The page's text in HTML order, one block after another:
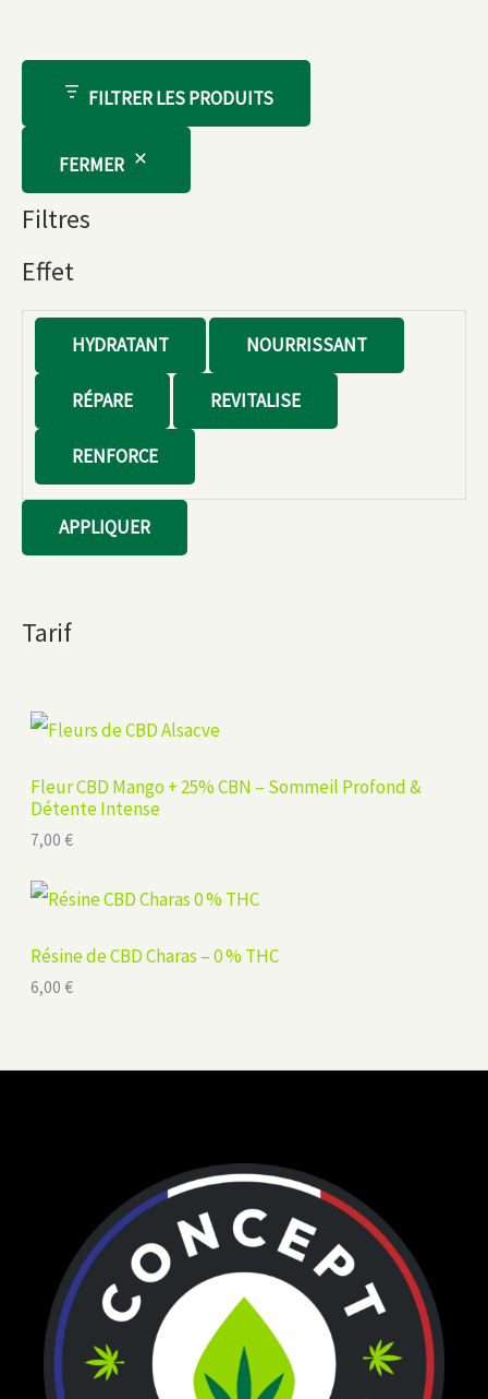
FILTRER LES PRODUITS
FERMER
Filtres
Effet
f
t
HYDRATANT NOURRISSANT
RÉPARE REVITALISE
RENFORCE
APPLIQUER
Tarif
Fleur CBD Mango + 25% CBN – Sommeil Profond &
Détente Intense
7,00 €
Résine de CBD Charas – 0 % THC
6,00 €